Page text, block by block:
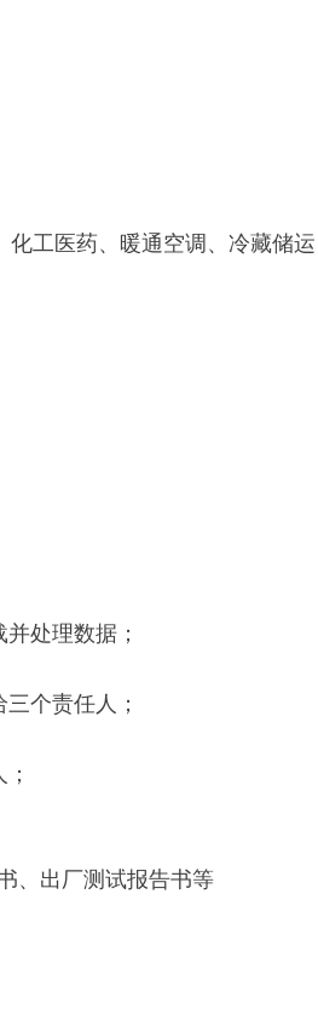
、暖通空调、冷藏储运、气象
处理数据；
个责任人；
、出厂测试报告书等